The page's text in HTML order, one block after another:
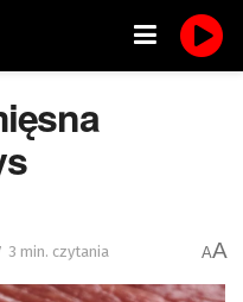
3 min. czytania AA